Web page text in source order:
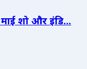
शो और इंडि...